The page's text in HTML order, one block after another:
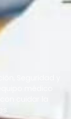
Seguridad y
médico
cuidar la